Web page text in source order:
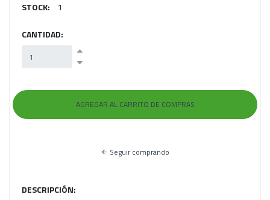
STOCK: 1
CANTIDAD:
Seguir comprando
DESCRIPCIÓN: